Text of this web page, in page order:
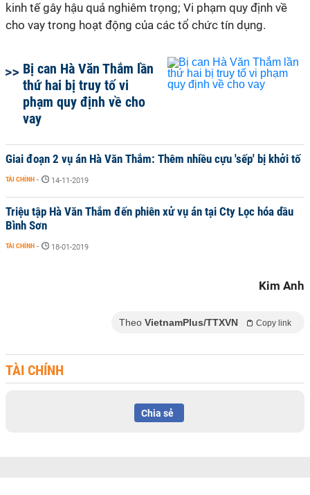
kinh tế gây hậu quả nghiêm trọng; Vi phạm quy định về
cho vay trong hoạt động của các tổ chức tín dụng.
Bị can Hà Văn Thắm lần
thứ hai bị truy tố vi
phạm quy định về cho
vay
Giai đoạn 2 vụ án Hà Văn Thắm: Thêm nhiều cựu 'sếp' bị khởi tố
TÀI CHÍNH - 14-11-2019
Triệu tập Hà Văn Thắm đến phiên xử vụ án tại Cty Lọc hóa dầu
Bình Sơn
TÀI CHÍNH - 18-01-2019
Kim Anh
Theo VietnamPlus/TTXVN Copy link
TÀI CHÍNH
Chia sẻ